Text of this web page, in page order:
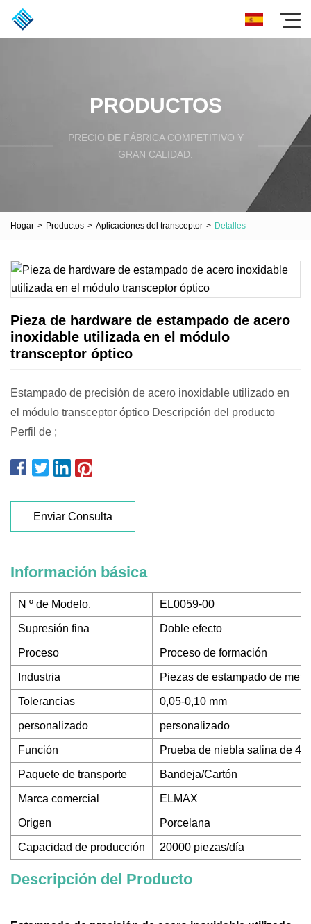
PRODUCTOS
PRECIO DE FÁBRICA COMPETITIVO Y
GRAN CALIDAD.
Hogar > Productos > Aplicaciones del transceptor > Detalles
Pieza de hardware de estampado de acero
inoxidable utilizada en el módulo
transceptor óptico
Estampado de precisión de acero inoxidable utilizado en
el módulo transceptor óptico Descripción del producto
Perfil de ;
Enviar Consulta
Información básica
N º de Modelo. EL0059-00
Supresión fina Doble efecto
Proceso Proceso de formación
Industria Piezas de estampado de metal
Tolerancias 0,05-0,10 mm
personalizado personalizado
Función Prueba de niebla salina de 48
Paquete de transporte Bandeja/Cartón
Marca comercial ELMAX
Origen Porcelana
Capacidad de producción 20000 piezas/día
Descripción del Producto